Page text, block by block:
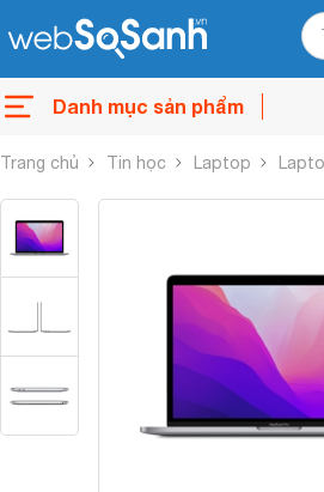
Danh mục sản phẩm
Trang chủ Tin học Laptop